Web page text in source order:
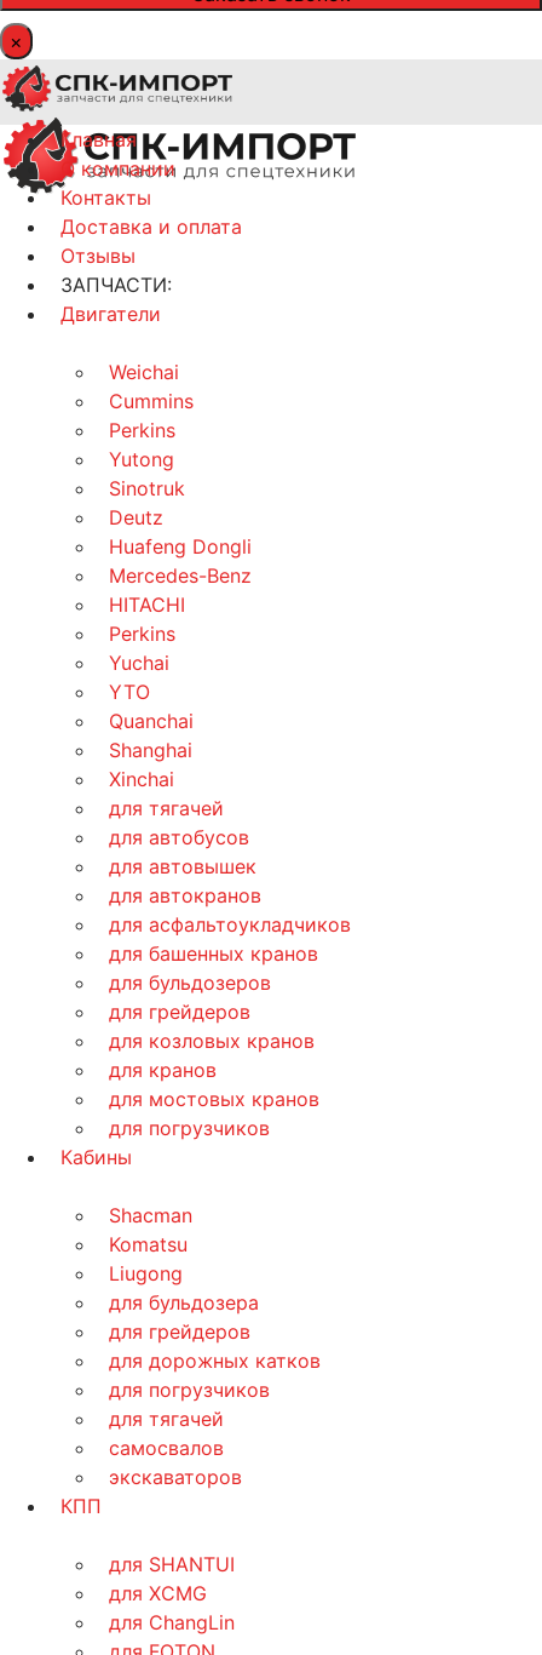
×
Главная
О компании
Контакты
Доставка и оплата
Отзывы
ЗАПЧАСТИ:
Двигатели
Weichai
Cummins
Perkins
Yutong
Sinotruk
Deutz
Huafeng Dongli
Mercedes-Benz
HITACHI
Perkins
Yuchai
YTO
Quanchai
Shanghai
Xinchai
для тягачей
для автобусов
для автовышек
для автокранов
для асфальтоукладчиков
для башенных кранов
для бульдозеров
для грейдеров
для козловых кранов
для кранов
для мостовых кранов
для погрузчиков
Кабины
Shacman
Komatsu
Liugong
для бульдозера
для грейдеров
для дорожных катков
для погрузчиков
для тягачей
самосвалов
экскаваторов
КПП
для SHANTUI
для XCMG
для ChangLin